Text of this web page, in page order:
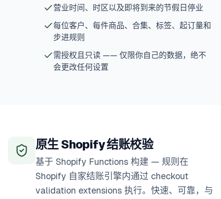
营业时间、时区以及即将到来的节假日停业
每位客户、每件商品、合集、标签、起订量和
步进规则
需授权且只读 —— 仅限你自己的数据，绝不
会更改任何设置
原生 Shopify 结账校验
基于 Shopify Functions 构建 — 规则在
Shopify 自家结账引擎内通过 checkout
validation extensions 执行。快速、可靠，与